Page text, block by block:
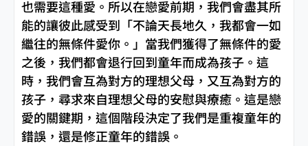
也需要這種愛。所以在戀愛前期，我們會盡其所
能的讓彼此感受到「不論天長地久，我都會一如
繼往的無條件愛你。」當我們獲得了無條件的愛
之後，我們都會退行回到童年而成為孩子。這
時，我們會互為對方的理想父母，又互為對方的
孩子，尋求來自理想父母的安慰與療癒。這是戀
愛的關鍵期，這個階段決定了我們是重複童年的
錯誤，還是修正童年的錯誤。